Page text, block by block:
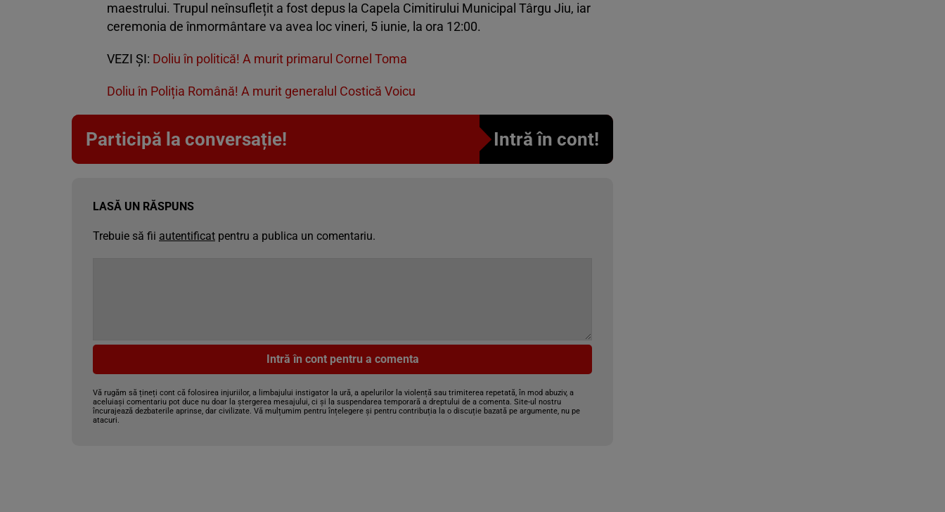
maestrului. Trupul neînsuflețit a fost depus la Capela Cimitirului Municipal Târgu Jiu, iar
ceremonia de înmormântare va avea loc vineri, 5 iunie, la ora 12:00.
VEZI ȘI: Doliu în politică! A murit primarul Cornel Toma
Doliu în Poliția Română! A murit generalul Costică Voicu
Participă la conversație! Intră în cont!
LASĂ UN RĂSPUNS
Trebuie să fii autentificat pentru a publica un comentariu.
Intră în cont pentru a comenta
Vă rugăm să țineți cont că folosirea injuriilor, a limbajului instigator la ură, a apelurilor la violență sau trimiterea repetată, în mod abuziv, a
aceluiași comentariu pot duce nu doar la ștergerea mesajului, ci și la suspendarea temporară a dreptului de a comenta. Site-ul nostru
încurajează dezbaterile aprinse, dar civilizate. Vă mulțumim pentru înțelegere și pentru contribuția la o discuție bazată pe argumente, nu pe
atacuri.